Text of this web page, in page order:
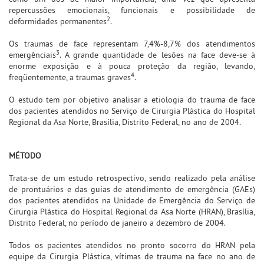
repercussões emocionais, funcionais e possibilidade de
deformidades permanentes2.
Os traumas de face representam 7,4%-8,7% dos atendimentos
emergênciais3. A grande quantidade de lesões na face deve-se à
enorme exposição e à pouca proteção da região, levando,
freqüentemente, a traumas graves4.
O estudo tem por objetivo analisar a etiologia do trauma de face
dos pacientes atendidos no Serviço de Cirurgia Plástica do Hospital
Regional da Asa Norte, Brasília, Distrito Federal, no ano de 2004.
MÉTODO
Trata-se de um estudo retrospectivo, sendo realizado pela análise
de prontuários e das guias de atendimento de emergência (GAEs)
dos pacientes atendidos na Unidade de Emergência do Serviço de
Cirurgia Plástica do Hospital Regional da Asa Norte (HRAN), Brasília,
Distrito Federal, no período de janeiro a dezembro de 2004.
Todos os pacientes atendidos no pronto socorro do HRAN pela
equipe da Cirurgia Plástica, vítimas de trauma na face no ano de